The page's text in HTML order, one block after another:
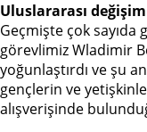
Uluslararası değişim
Geçmişte çok sayıda
görevlimiz Wladimir
yoğunlaştırdı ve şu
gençlerin ve
alışverişinde